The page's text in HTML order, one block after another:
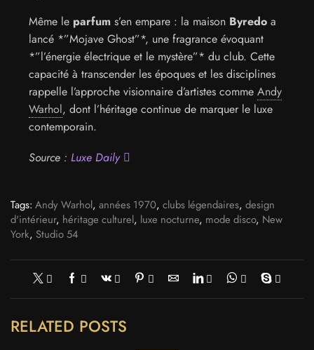
Même le parfum s’en empare : la maison Byredo a
lancé *”Mojave Ghost”*, une fragrance évoquant
*”l’énergie électrique et le mystère”* du club. Cette
capacité à transcender les époques et les disciplines
rappelle l’approche visionnaire d’artistes comme Andy
Warhol, dont l’héritage continue de marquer le luxe
contemporain.
Source : Luxe Daily
Tags: Andy Warhol, années 1970, clubs légendaires, design
d'intérieur, héritage culturel, luxe nocturne, mode disco, New
York, Studio 54
RELATED POSTS